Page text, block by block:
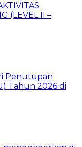
(LEVEL II –
Penutupan
Tahun 2026 di